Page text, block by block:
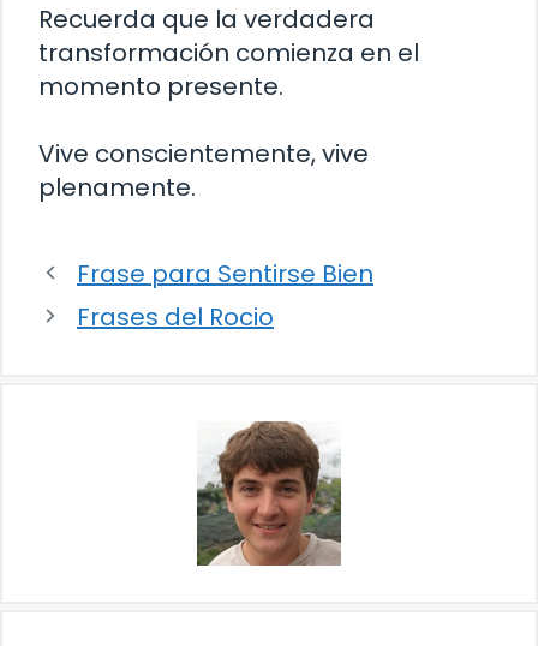
Recuerda que la verdadera
transformación comienza en el
momento presente.
Vive conscientemente, vive
plenamente.
Frase para Sentirse Bien
Frases del Rocio